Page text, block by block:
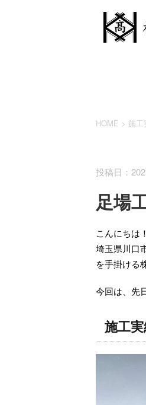
HOME > 施工
投稿日：
足場
こんにちは！
埼玉県川口
を手掛ける
今回は、先
施工